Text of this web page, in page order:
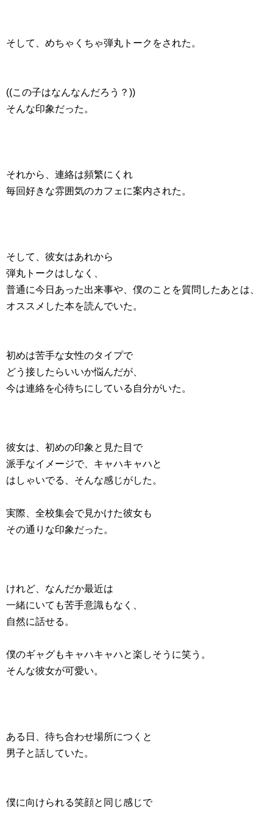
そして、めちゃくちゃ弾丸トークをされた。
((この子はなんなんだろう？))
そんな印象だった。
それから、連絡は頻繁にくれ
毎回好きな雰囲気のカフェに案内された。
そして、彼女はあれから
弾丸トークはしなく、
普通に今日あった出来事や、僕のことを質問したあとは、
オススメした本を読んでいた。
初めは苦手な女性のタイプで
どう接したらいいか悩んだが、
今は連絡を心待ちにしている自分がいた。
彼女は、初めの印象と見た目で
派手なイメージで、キャハキャハと
はしゃいでる、そんな感じがした。
実際、全校集会で見かけた彼女も
その通りな印象だった。
けれど、なんだか最近は
一緒にいても苦手意識もなく、
自然に話せる。
僕のギャグもキャハキャハと楽しそうに笑う。
そんな彼女が可愛い。
ある日、待ち合わせ場所につくと
男子と話していた。
僕に向けられる笑顔と同じ感じで